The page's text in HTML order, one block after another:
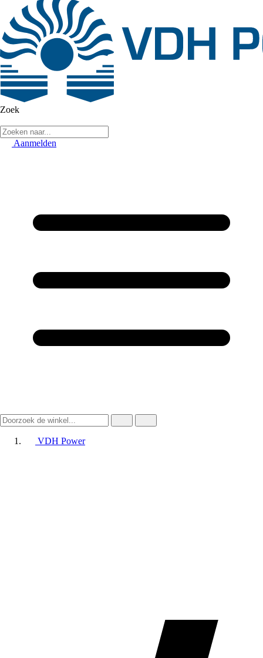
Zoek
Aanmelden
VDH Power